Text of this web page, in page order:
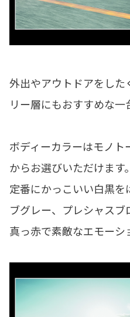
外出やアウトドアをした
リー層にもおすすめな一
ボディーカラーはモノト
からお選びいただけます。
定番にかっこいい白黒
ブグレー、プレシャスブ
真っ赤で素敵なエモーシ